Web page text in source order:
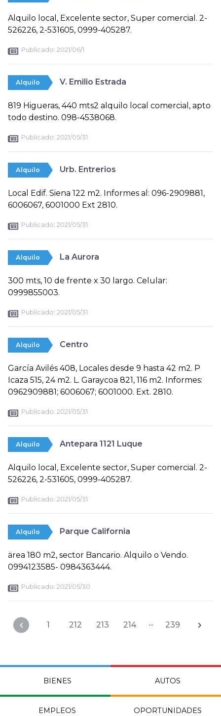
Alquilo local, Excelente sector, Super comercial. 2-
526226, 2-531605, 0999-405287.
Publicado: 2021/06/1
Alquilo V. Emilio Estrada
819 Higueras, 440 mts2 alquilo local comercial, apto
todo destino. 098-4538068.
Publicado: 2021/05/31
Alquilo Urb. Entrerios
Local Edif. Siena 122 m2. Informes al: 096-2909881,
6006067, 6001000 Ext 2810.
Publicado: 2021/05/31
Alquilo La Aurora
300 mts, 10 de frente x 30 largo. Celular:
0999855003.
Publicado: 2021/05/31
Alquilo Centro
García Avilés 408, Locales desde 9 hasta 42 m2. P
Icaza 515, 24 m2. L. Garaycoa 821, 116 m2. Informes:
0962909881; 6006067; 6001000. Ext. 2810.
Publicado: 2021/05/31
Alquilo Antepara 1121 Luque
Alquilo local, Excelente sector, Super comercial. 2-
526226, 2-531605, 0999-405287.
Publicado: 2021/05/31
Alquilo Parque California
ärea 180 m2, sector Bancario. Alquilo o Vendo.
0994123585- 0984363444.
Publicado: 2021/05/30
1 212 213 214 ... 239
BIENES AUTOS
EMPLEOS OPORTUNIDADES